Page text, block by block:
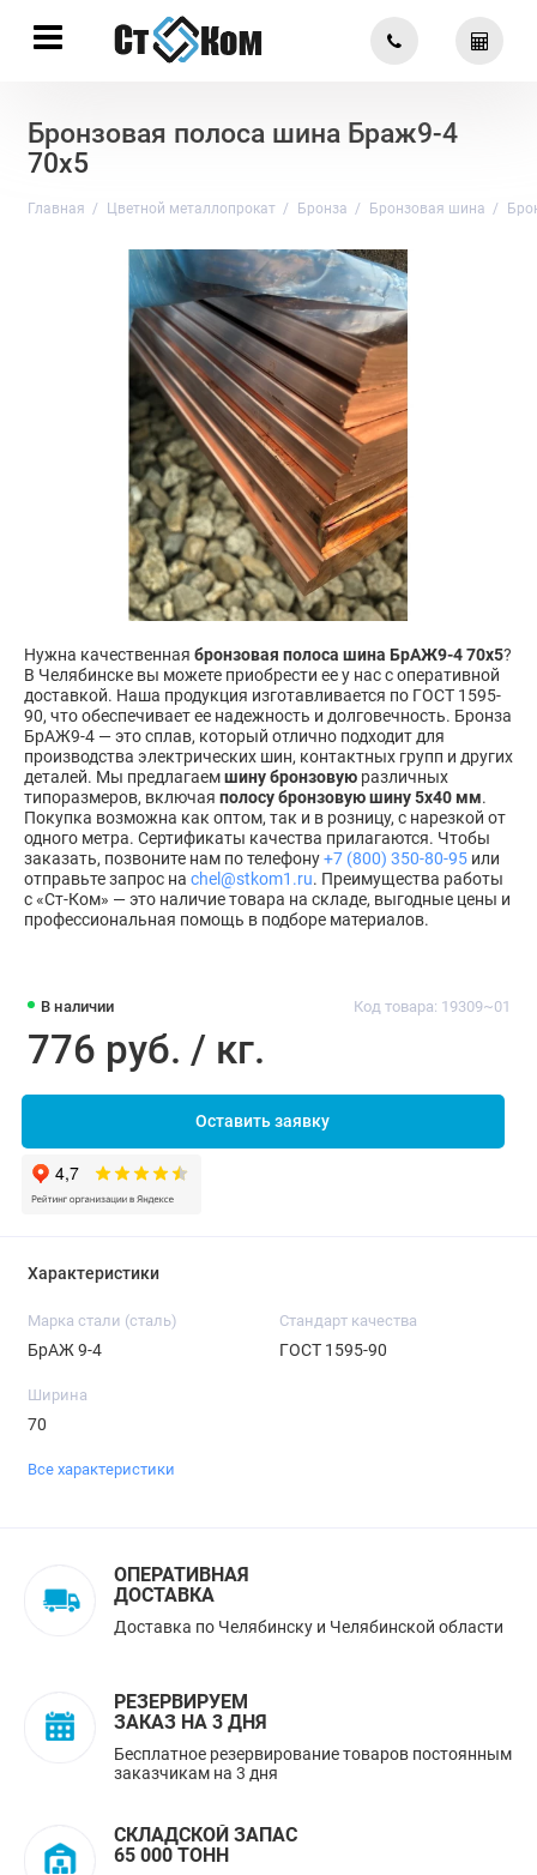
Бронзовая полоса шина Браж9-4
70х5
Главная Цветной металлопрокат Бронза Бронзовая шина
В наличии Код товара: 19309~01
776 руб. / кг.
Оставить заявку
Нужна качественная бронзовая полоса шина БрАЖ9-4 70х5?
В Челябинске вы можете приобрести ее у нас с оперативной
доставкой. Наша продукция изготавливается по ГОСТ 1595-
90, что обеспечивает ее надежность и долговечность. Бронза
БрАЖ9-4 — это сплав, который отлично подходит для
производства электрических шин, контактных групп и других
деталей. Мы предлагаемшину бронзовую различных
типоразмеров, включая полосу бронзовую шину 5x40 мм.
Покупка возможна как оптом, так и в розницу, с нарезкой от
одного метра. Сертификаты качества прилагаются. Чтобы
заказать, позвоните нам по телефону+7 (800) 350-80-95 или
отправьте запрос на chel@stkom1.ru. Преимущества работы
с «Ст-Ком» — это наличие товара на складе, выгодные цены и
профессиональная помощь в подборе материалов.
Характеристики
Марка стали (сталь)
БрАЖ 9-4
Стандарт качества
ГОСТ 1595-90
Ширина
70
Все характеристики
ОПЕРАТИВНАЯ
ДОСТАВКА
Доставка по Челябинску и Челябинской области
РЕЗЕРВИРУЕМ
ЗАКАЗ НА 3 ДНЯ
Бесплатное резервирование товаров постоянным
заказчикам на 3 дня
СКЛАДСКОЙ ЗАПАС
65 000 ТОНН